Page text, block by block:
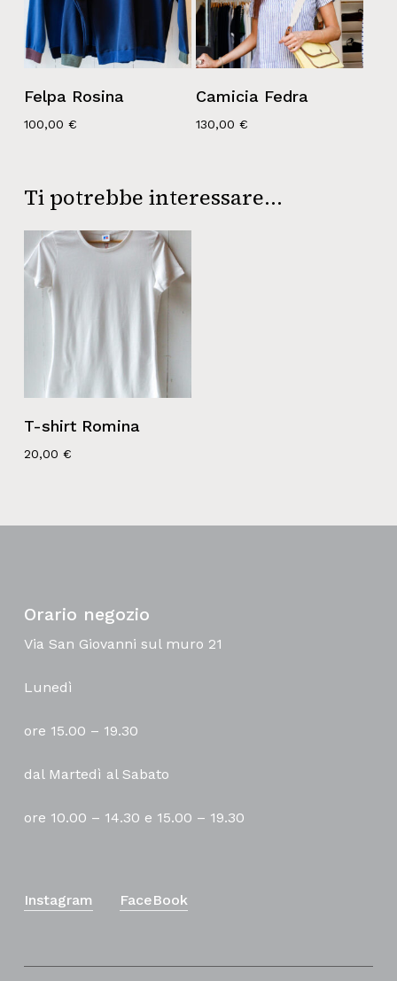
Felpa Rosina
100,00 €
Camicia Fedra
130,00€
Ti potrebbe interessare…
T-shirt Romina
20,00 €
Orario negozio
Via San Giovanni sul muro 21
Lunedì
ore 15.00 – 19.30
dal Martedì al Sabato
ore 10.00 – 14.30 e 15.00 – 19.30
Instagram FaceBook